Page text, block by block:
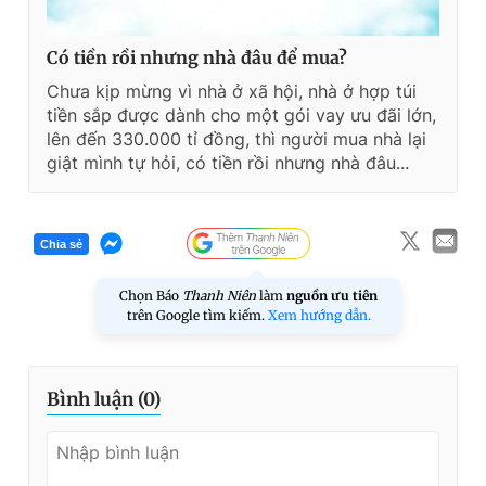
Có tiền rồi nhưng nhà đâu để mua?
Chưa kịp mừng vì nhà ở xã hội, nhà ở hợp túi
tiền sắp được dành cho một gói vay ưu đãi lớn,
lên đến 330.000 tỉ đồng, thì người mua nhà lại
giật mình tự hỏi, có tiền rồi nhưng nhà đâu...
Chia sẻ
Chọn Báo Thanh Niên làm nguồn ưu tiên
trên Google tìm kiếm. Xem hướng dẫn.
Bình luận (0)